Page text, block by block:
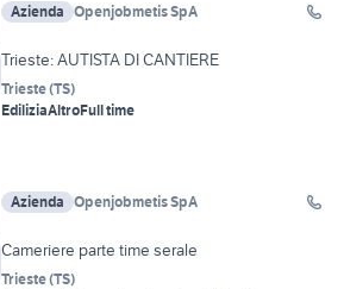
Azienda Openjobmetis SpA
Trieste: AUTISTA DI CANTIERE
Trieste(TS)
EdiliziaAltroFull time
Azienda Openjobmetis SpA
Cameriere parte time serale
Trieste(TS)